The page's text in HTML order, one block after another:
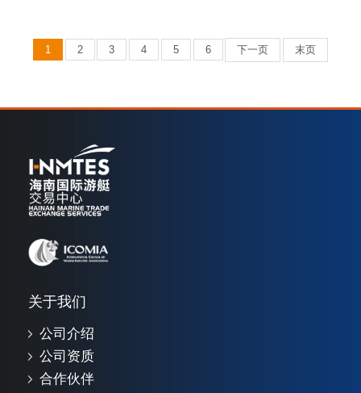
1 2 3 4 5 6 下一页 末页
关于我们
公司介绍
公司资质
合作伙伴